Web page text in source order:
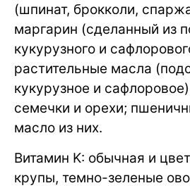
(шпинат, брокколи,
маргарин (сделанный из
кукурузного и
растительные масла
кукурузное и
семечки и орехи;
масло из них.
Витамин K: обычная и
крупы, темно-зеленые